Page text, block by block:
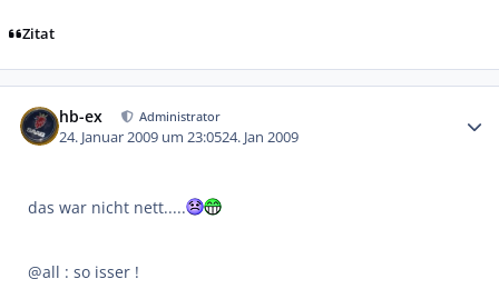
Zitat
hb-ex Administrator
24. Januar 2009 um 23:0524. Jan 2009
das war nicht nett.....
@all : so isser !